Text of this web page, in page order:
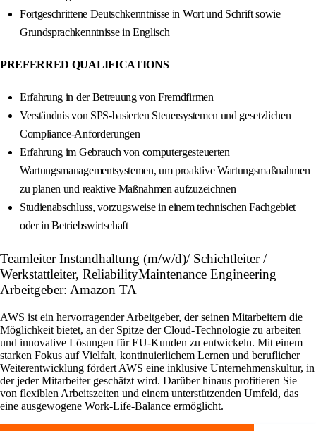
Fortgeschrittene Deutschkenntnisse in Wort und Schrift sowie
Grundsprachkenntnisse in Englisch
PREFERRED QUALIFICATIONS
Erfahrung in der Betreuung von Fremdfirmen
Verständnis von SPS-basierten Steuersystemen und gesetzlichen
Compliance-Anforderungen
Erfahrung im Gebrauch von computergesteuerten
Wartungsmanagementsystemen, um proaktive Wartungsmaßnahmen
zu planen und reaktive Maßnahmen aufzuzeichnen
Studienabschluss, vorzugsweise in einem technischen Fachgebiet
oder in Betriebswirtschaft
Teamleiter Instandhaltung (m/w/d)/ Schichtleiter /
Werkstattleiter, ReliabilityMaintenance Engineering
Arbeitgeber: Amazon TA
AWS ist ein hervorragender Arbeitgeber, der seinen Mitarbeitern die
Möglichkeit bietet, an der Spitze der Cloud-Technologie zu arbeiten
und innovative Lösungen für EU-Kunden zu entwickeln. Mit einem
starken Fokus auf Vielfalt, kontinuierlichem Lernen und beruflicher
Weiterentwicklung fördert AWS eine inklusive Unternehmenskultur, in
der jeder Mitarbeiter geschätzt wird. Darüber hinaus profitieren Sie
von flexiblen Arbeitszeiten und einem unterstützenden Umfeld, das
eine ausgewogene Work-Life-Balance ermöglicht.